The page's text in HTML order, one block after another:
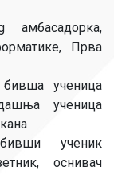
амбасадорка,
Прва
бивша ученица
ученица
ученик
оснивач